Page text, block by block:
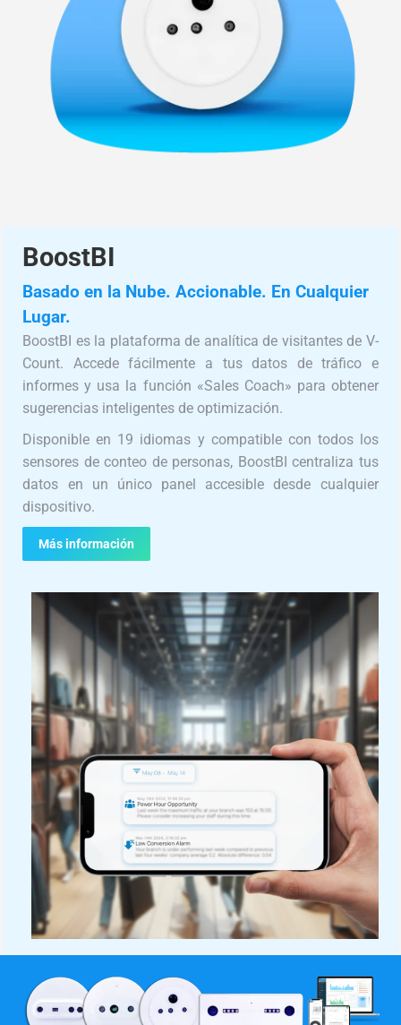
BoostBI
Basado en la Nube. Accionable. En Cualquier
Lugar.
BoostBI es la plataforma de analítica de visitantes de V-
Count. Accede fácilmente a tus datos de tráfico e
informes y usa la función «Sales Coach» para obtener
sugerencias inteligentes de optimización.
Disponible en 19 idiomas y compatible con todos los
sensores de conteo de personas, BoostBI centraliza tus
datos en un único panel accesible desde cualquier
dispositivo.
Más información